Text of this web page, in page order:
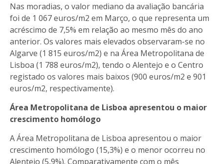
Nas moradias, o valor mediano da avaliação bancária
foi de 1 067 euros/m2 em Março, o que representa um
acréscimo de 7,5% em relação ao mesmo mês do ano
anterior. Os valores mais elevados observaram-se no
Algarve (1 815 euros/m2) e na Área Metropolitana de
Lisboa (1 788 euros/m2), tendo o Alentejo e o Centro
registado os valores mais baixos (900 euros/m2 e 901
euros/m2, respectivamente).
Área Metropolitana de Lisboa apresentou o maior
crescimento homólogo
A Área Metropolitana de Lisboa apresentou o maior
crescimento homólogo (15,3%) e o menor ocorreu no
Alentejo (5,9%). Comparativamente com o mês